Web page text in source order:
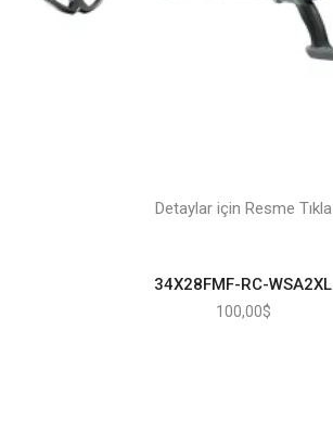
Detaylar için Resme Tıkla
34X28FMF-RC-WSA2XL
100,00$